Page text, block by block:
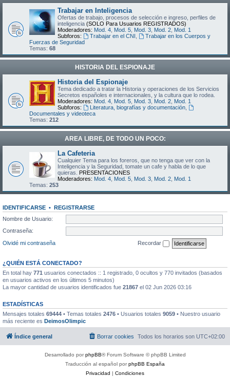
Trabajar en Inteligencia
Ofertas de trabajo, procesos de selección e ingreso, perfiles de
inteligencia (SOLO Para Usuarios REGISTRADOS)
Moderadores: Mod. 4 Mod. 5 Mod. 3 Mod. 2 Mod. 1
Subforos:
Trabajar en el CNI
Trabajar en los Cuerpos y
Fuerzas de Seguridad
Temas: 68
HISTORIA DEL ESPIONAJE
Historia del Espionaje
Tema dedicado a tratar la Historia y operaciones de los Servicios
Secretos españoles e internacionales, y la cultura que lo rodea.
Moderadores: Mod. 4 Mod. 5 Mod. 3 Mod. 2 Mod. 1
Subforos:
Literatura, biografías y documentación,
Documentales y videoteca
Temas: 212
AREA LIBRE, DE TODO UN POCO:
La Cafeteria
Cualquier Tema para los foreros, que no tenga que ver con la
Inteligencia y la Seguridad, tomate un cafe y habla de lo que
quieras. PRESENTACIONES
Moderadores: Mod. 4 Mod. 5 Mod. 3 Mod. 2 Mod. 1
Temas: 253
IDENTIFICARSE • REGISTRARSE
Nombre de Usuario:
Contraseña:
Olvidé mi contraseña
Recordar
¿QUIÉN ESTÁ CONECTADO?
En total hay 771 usuarios conectados :: 1 registrado, 0 ocultos y 770 invitados (basados
en usuarios activos en los últimos 5 minutos)
La mayor cantidad de usuarios identificados fue 21867 el 02 Jun 2026 03:16
ESTADÍSTICAS
Mensajes totales 69444 • Temas totales 2476 • Usuarios totales 9059 • Nuestro usuario
más reciente es DeimosOlimpic
Índice general Todos los horarios son UTC+02:00
Borrar cookies
Desarrollado porphpBB® Forum Software © phpBB Limited
Traducción al español porphpBB España
Privacidad | Condiciones